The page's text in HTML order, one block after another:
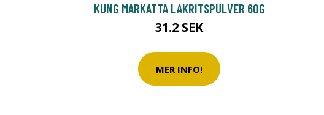
KUNG MARKATTA LAKRITSPULVER 60G
31.2 SEK
MER INFO!